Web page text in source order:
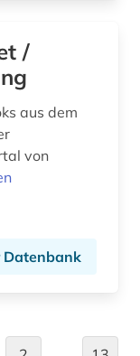
/
aus dem
von
Datenbank